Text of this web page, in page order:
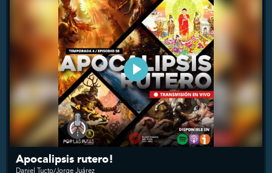
Apocalipsis rutero!
Daniel Tucto/Jorge Juárez